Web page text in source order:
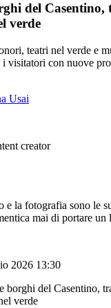
del Casentino,
verde
teatri nel verde e
visitatori con nuove
creator
e la fotografia sono le
mai di portare un
2026 13:30